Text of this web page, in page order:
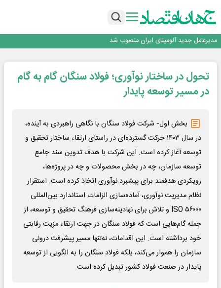
بازگشت فرش ماشینی به اصفهان پس از هفت سال؛ دو نمایشگاه تخصصی در شهر
مدیرعامل جدید آلومینای ایران منصوب شد
رونمایی فولاد غدیر نی ریز از سامانه ی « آقای پولاد»
بازگشت فرش ماشینی به اصفهان پس از هفت سال؛ دو نمایشگاه تخصصی در شهر
نمایشگاهی برگزار می‌شود
عرضه اولیه احیا استیل فولاد بافت
تحول در ساختار نوآوری؛ فولاد سنگان گام به گام
در مسیر توسعه پایدار
​ بخش اول- شرکت فولاد سنگان با نگاهی راهبردی به آینده،
در سال ۱۴۰۳ حرکت گسترده‌ای در راستای ارتقاء ساختار تحقیق و
توسعه آغاز کرده است. این شرکت با هدف تدوین سند جامع
توسعه سازمان، چه در بخش محصولات و چه در پروژه‌ها،
رویکردی هدفمند برای پیشبرد نوآوری اتخاذ کرده است. استقرار
نظام مدیریت نوآوری، آماده‌سازی الزامات استاندارد بین‌المللی
ISO ۵۶۰۰۰ و تلاش برای نهادینه‌سازی فرهنگ تحقیق و توسعه، از
جمله گام‌هایی است که فولاد سنگان در جهت ارتقاء مزیت رقابتی
خود برداشته است. این اقدامات، نه‌تنها مسیر پیشرفت درونی
سازمان را هموار می‌کند، بلکه فولاد سنگان را به الگویی از توسعه
پایدار در صنعت فولاد کشور تبدیل کرده است.